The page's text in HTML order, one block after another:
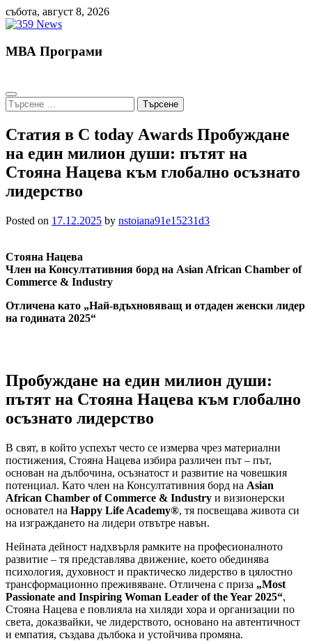
Skip
to
събота, август 8, 2026
МВА Програми
Търсене
за:
Статия в С today Аwards Пробуждане
на един милион души: пътят на
Стояна Нацева към глобално осъзнато
лидерство
Posted on 17.12.2025 by nstoiana91e15231d3
Стояна Нацева
Член на Консултативния борд на Asian African Chamber of
Commerce & Industry
Отличена като „Най-вдъхновяващ и отдаден женски лидер
на годината 2025“
Пробуждане на един милион души:
пътят на Стояна Нацева към глобално
осъзнато лидерство
В свят, в който успехът често се измерва чрез материални
постижения, Стояна Нацева избира различен път – път,
основан на дълбочина, осъзнатост и развитие на човешкия
потенциал. Като член на Консултативния борд на Asian
African Chamber of Commerce & Industry и визионерски
основател на Happy Life Academy®, тя посвещава живота си
на изграждането на лидери отвътре навън.
Нейната дейност надхвърля рамките на професионалното
развитие – тя представлява движение, което обединява
психология, духовност и практическо лидерство в цялостно
трансформационно преживяване. Отличена с приза „Most
Passionate and Inspiring Woman Leader of the Year 2025“,
Стояна Нацева е повлияла на хиляди хора и организации по
света, доказвайки, че лидерството, основано на автентичност
и емпатия, създава дълбока и устойчива промяна.